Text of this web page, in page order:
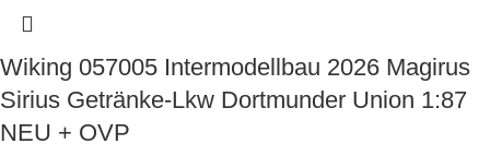
Wiking 057005 Intermodellbau 2026 Magirus
Sirius Getränke-Lkw Dortmunder Union 1:87
NEU + OVP